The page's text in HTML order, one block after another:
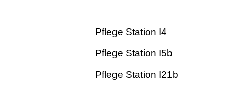
Pflege Station I4
Pflege Station I5b
Pflege Station I21b